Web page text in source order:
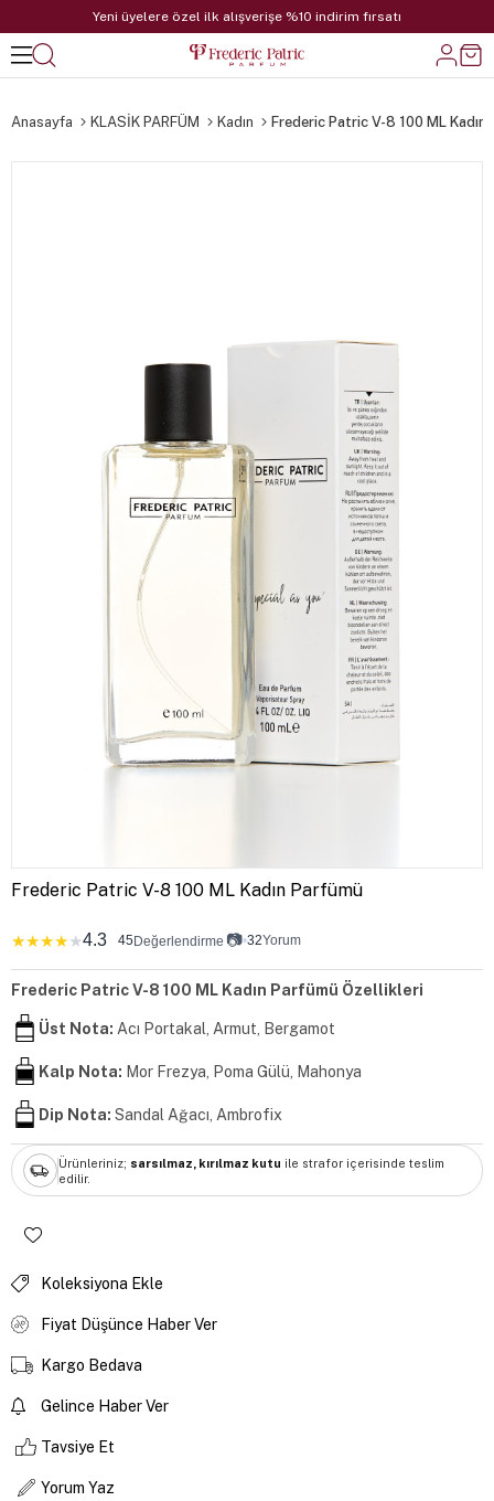
Yeni üyelere özel ilk alışverişe %10 indirim fırsatı
Anasayfa KLASİK PARFÜM Kadın Frederic Patric V-8 100 ML Kadın
Frederic Patric V-8 100 ML Kadın Parfümü
★★★★★4.3 45Değerlendirme 📷•32Yorum
Frederic Patric V-8 100 ML Kadın Parfümü Özellikleri
Üst Nota: Acı Portakal, Armut, Bergamot
Kalp Nota: Mor Frezya, Poma Gülü, Mahonya
Dip Nota: Sandal Ağacı, Ambrofix
Ürünleriniz; sarsılmaz, kırılmaz kutu ile strafor içerisinde teslim
edilir.
Koleksiyona Ekle
Fiyat Düşünce Haber Ver
Kargo Bedava
Gelince Haber Ver
Tavsiye Et
Yorum Yaz